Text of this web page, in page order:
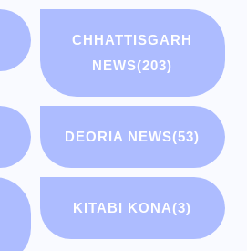
CHHATTISGARH
NEWS(203)
DEORIA NEWS(53)
KITABI KONA(3)